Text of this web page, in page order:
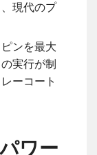
現代のプ
ピンを最大
実行が制
ーコート
ワー